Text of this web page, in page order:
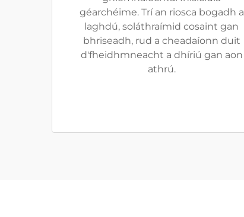
géarchéime. Trí an riosca bogadh a
laghdú, soláthraímid cosaint gan
bhriseadh, rud a cheadaíonn duit
d'fheidhmneacht a dhíriú gan aon
athrú.